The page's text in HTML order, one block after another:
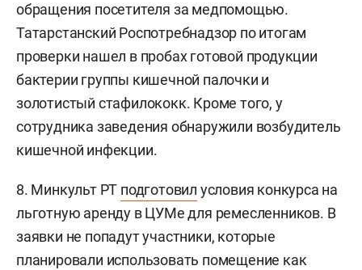
обращения посетителя за медпомощью.
Татарстанский Роспотребнадзор по итогам
проверки нашел в пробах готовой продукции
бактерии группы кишечной палочки и
золотистый стафилококк. Кроме того, у
сотрудника заведения обнаружили возбудитель
кишечной инфекции.
8. Минкульт РТ подготовил условия конкурса на
льготную аренду в ЦУМе для ремесленников. В
заявки не попадут участники, которые
планировали использовать помещение как